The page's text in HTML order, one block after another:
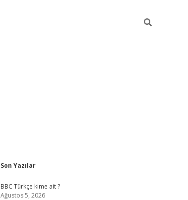
Sidebar
Son Yazılar
BBC Türkçe kime ait ?
Ağustos 5, 2026